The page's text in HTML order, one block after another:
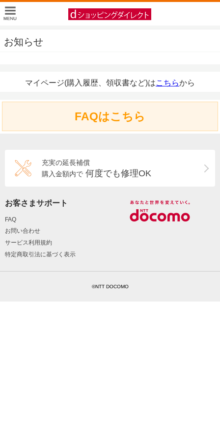
お知らせ
マイページ(購入履歴、領収書など)はこちらから
FAQはこちら
充実の延長補償
購入金額内で 何度でも修理OK
お客さまサポート
FAQ
お問い合わせ
サービス利用規約
特定商取引法に基づく表示
©NTT DOCOMO